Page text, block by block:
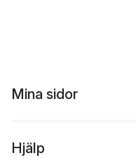
Mina sidor
Hjälp